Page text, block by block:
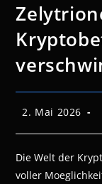
Beitrag
2. Mai 2026
Die Welt der
voller